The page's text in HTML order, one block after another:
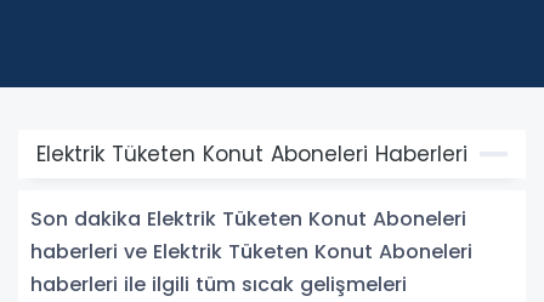
Elektrik Tüketen Konut Aboneleri Haberleri
Son dakika Elektrik Tüketen Konut Aboneleri
haberleri ve Elektrik Tüketen Konut Aboneleri
haberleri ile ilgili tüm sıcak gelişmeleri